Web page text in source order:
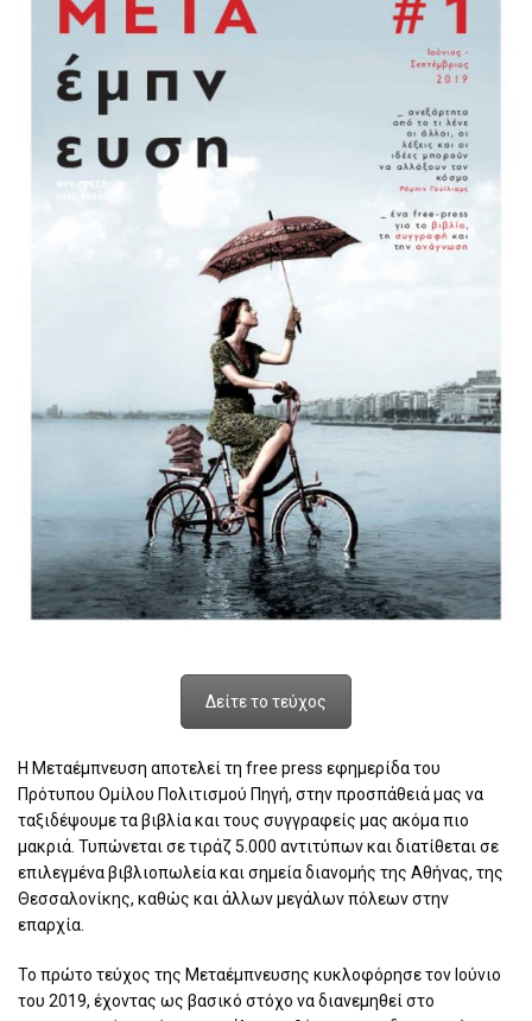
Δείτε το τεύχος
Η Μεταέμπνευση αποτελεί τη free press εφημερίδα του
Πρότυπου Ομίλου Πολιτισμού Πηγή, στην προσπάθειά μας να
ταξιδέψουμε τα βιβλία και τους συγγραφείς μας ακόμα πιο
μακριά. Τυπώνεται σε τιράζ 5.000 αντιτύπων και διατίθεται σε
επιλεγμένα βιβλιοπωλεία και σημεία διανομής της Αθήνας, της
Θεσσαλονίκης, καθώς και άλλων μεγάλων πόλεων στην
επαρχία.
Το πρώτο τεύχος της Μεταέμπνευσης κυκλοφόρησε τον Ιούνιο
του 2019, έχοντας ως βασικό στόχο να διανεμηθεί στο